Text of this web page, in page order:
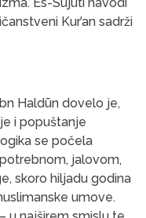
Kur’an sadrži
Haldūn dovelo je,
i popuštanje
se počela
jalovom,
skoro hiljadu godina
umove.